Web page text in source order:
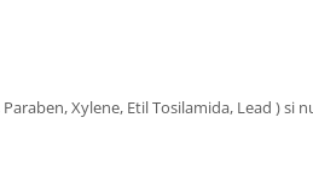
Xylene, Etil Tosilamida, Lead ) si